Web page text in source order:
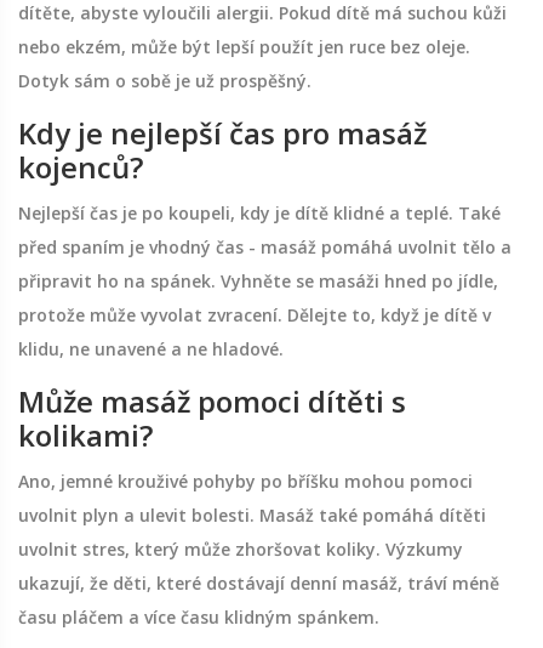
dítěte, abyste vyloučili alergii. Pokud dítě má suchou kůži
nebo ekzém, může být lepší použít jen ruce bez oleje.
Dotyk sám o sobě je už prospěšný.
Kdy je nejlepší čas pro masáž
kojenců?
Nejlepší čas je po koupeli, kdy je dítě klidné a teplé. Také
před spaním je vhodný čas - masáž pomáhá uvolnit tělo a
připravit ho na spánek. Vyhněte se masáži hned po jídle,
protože může vyvolat zvracení. Dělejte to, když je dítě v
klidu, ne unavené a ne hladové.
Může masáž pomoci dítěti s
kolikami?
Ano, jemné krouživé pohyby po bříšku mohou pomoci
uvolnit plyn a ulevit bolesti. Masáž také pomáhá dítěti
uvolnit stres, který může zhoršovat koliky. Výzkumy
ukazují, že děti, které dostávají denní masáž, tráví méně
času pláčem a více času klidným spánkem.